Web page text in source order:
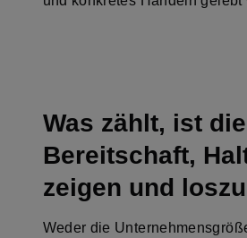
Was zählt, ist die
Bereitschaft,
zeigen und
Weder die